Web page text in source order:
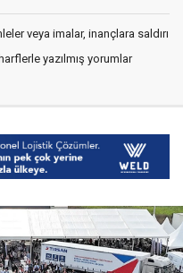
veya imalar, inançlara saldırı
yazılmış yorumlar